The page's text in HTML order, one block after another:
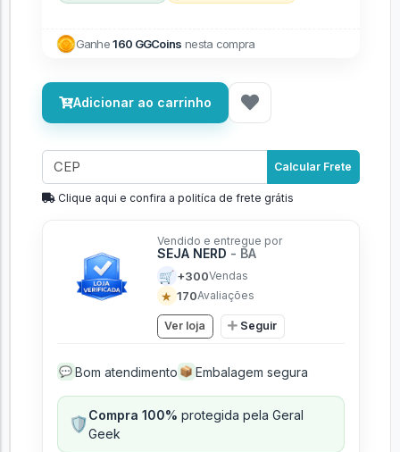
Ganhe160 GGCoins nesta compra
Adicionar ao carrinho
Calcular Frete
Clique aqui e confira a politíca de frete grátis
Vendido e entregue por
SEJA NERD - BA
🛒 +300Vendas
★ 170Avaliações
Ver loja Seguir
💬 Bom atendimento 📦 Embalagem segura
🛡️Compra 100% protegida pela Geral
Geek